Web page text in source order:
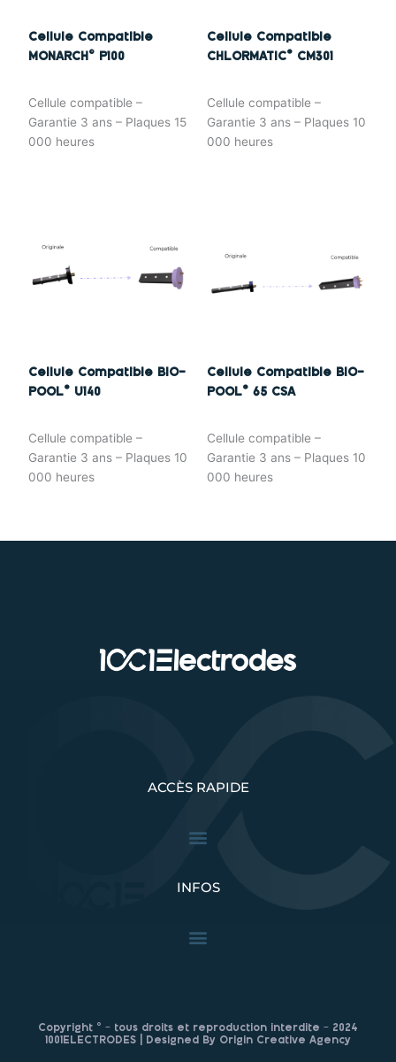
Cellule Compatible
MONARCH© P100
Cellule compatible –
Garantie 3 ans – Plaques 15
000 heures
Cellule Compatible
CHLORMATIC® CM301
Cellule compatible –
Garantie 3 ans – Plaques 10
000 heures
Cellule Compatible BIO-
POOL® U140
Cellule compatible –
Garantie 3 ans – Plaques 10
000 heures
Cellule Compatible BIO-
POOL® 65 CSA
Cellule compatible –
Garantie 3 ans – Plaques 10
000 heures
ACCÈS RAPIDE
INFOS
Copyright © – tous droits et reproduction interdite – 2024
1001ELECTRODES | Designed By Origin Creative Agency